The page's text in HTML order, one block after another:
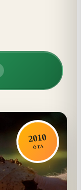
2010
ÓTA